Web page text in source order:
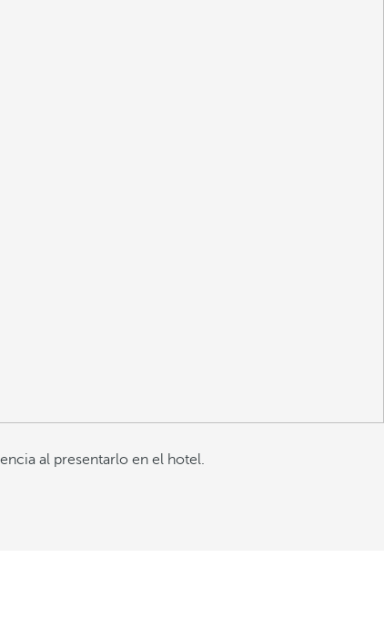
al presentarlo en el hotel.